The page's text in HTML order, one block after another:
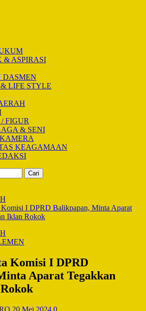
& ASPIRASI
DASMEN
LIFE STYLE
FIGUR
& SENI
KEAGAMAAN
I DPRD Balikpapan, Minta Aparat
Iklan Rokok
Komisi I DPRD
Aparat Tegakkan
20 Mei 2024 0